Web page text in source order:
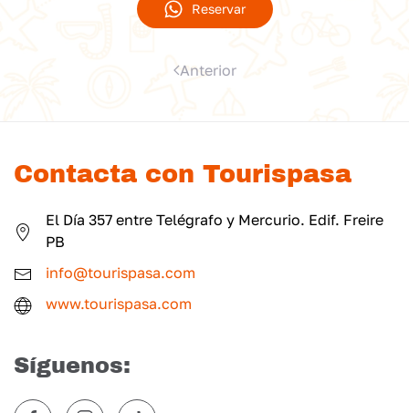
Reservar
Anterior
Contacta con Tourispasa
El Día 357 entre Telégrafo y Mercurio. Edif. Freire
PB
info@tourispasa.com
www.tourispasa.com
Síguenos: